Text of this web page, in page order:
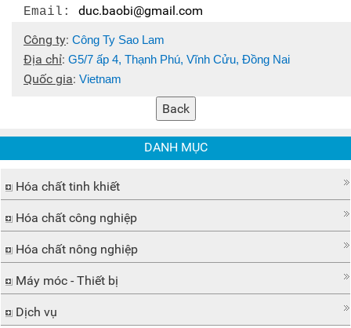
Email: duc.baobi@gmail.com
Công ty: Công Ty Sao Lam
Địa chỉ: G5/7 ấp 4, Thạnh Phú, Vĩnh Cửu, Đồng Nai
Quốc gia: Vietnam
DANH MỤC
Hóa chất tinh khiết
Hóa chất công nghiệp
Hóa chất nông nghiệp
Máy móc - Thiết bị
Dịch vụ